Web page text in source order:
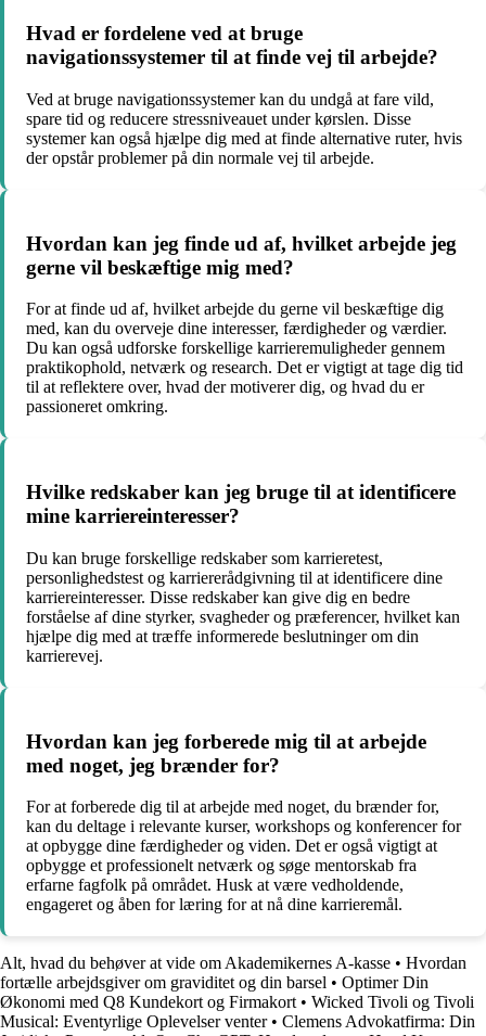
Hvad er fordelene ved at bruge
navigationssystemer til at finde vej til arbejde?
Ved at bruge navigationssystemer kan du undgå at fare vild,
spare tid og reducere stressniveauet under kørslen. Disse
systemer kan også hjælpe dig med at finde alternative ruter, hvis
der opstår problemer på din normale vej til arbejde.
Hvordan kan jeg finde ud af, hvilket arbejde jeg
gerne vil beskæftige mig med?
For at finde ud af, hvilket arbejde du gerne vil beskæftige dig
med, kan du overveje dine interesser, færdigheder og værdier.
Du kan også udforske forskellige karrieremuligheder gennem
praktikophold, netværk og research. Det er vigtigt at tage dig tid
til at reflektere over, hvad der motiverer dig, og hvad du er
passioneret omkring.
Hvilke redskaber kan jeg bruge til at identificere
mine karriereinteresser?
Du kan bruge forskellige redskaber som karrieretest,
personlighedstest og karriererådgivning til at identificere dine
karriereinteresser. Disse redskaber kan give dig en bedre
forståelse af dine styrker, svagheder og præferencer, hvilket kan
hjælpe dig med at træffe informerede beslutninger om din
karrierevej.
Hvordan kan jeg forberede mig til at arbejde
med noget, jeg brænder for?
For at forberede dig til at arbejde med noget, du brænder for,
kan du deltage i relevante kurser, workshops og konferencer for
at opbygge dine færdigheder og viden. Det er også vigtigt at
opbygge et professionelt netværk og søge mentorskab fra
erfarne fagfolk på området. Husk at være vedholdende,
engageret og åben for læring for at nå dine karrieremål.
Alt, hvad du behøver at vide om Akademikernes A-kasse • Hvordan
fortælle arbejdsgiver om graviditet og din barsel • Optimer Din
Økonomi med Q8 Kundekort og Firmakort • Wicked Tivoli og Tivoli
Musical: Eventyrlige Oplevelser venter• Clemens Advokatfirma: Din